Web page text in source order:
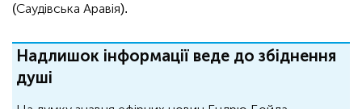
(Саудівська Аравія).
Надлишок інформації веде до збіднення
душі